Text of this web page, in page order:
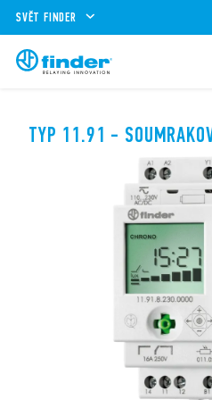
SVĚT FINDER
TYP 11.91 -